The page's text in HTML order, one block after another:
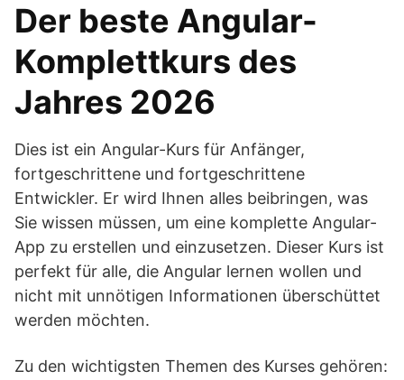
Der beste Angular-
Komplettkurs des
Jahres 2026
Dies ist ein Angular-Kurs für Anfänger,
fortgeschrittene und fortgeschrittene
Entwickler. Er wird Ihnen alles beibringen, was
Sie wissen müssen, um eine komplette Angular-
App zu erstellen und einzusetzen. Dieser Kurs ist
perfekt für alle, die Angular lernen wollen und
nicht mit unnötigen Informationen überschüttet
werden möchten.
Zu den wichtigsten Themen des Kurses gehören: